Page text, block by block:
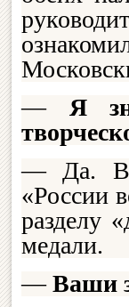
— Я
— Да. В
«России
разделу
медали.
—Ваши